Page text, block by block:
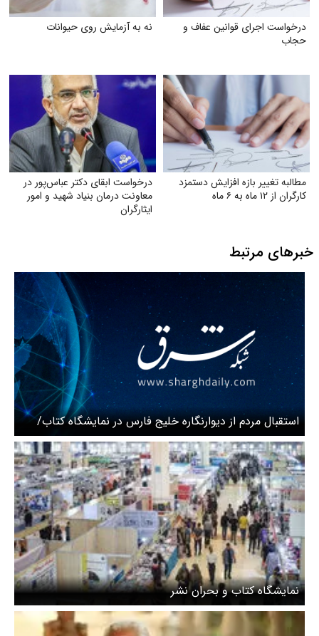
درخواست اجرای قوانین عفاف و
حجاب
نه به آزمایش روی حیوانات
مطالبه تغییر بازه افزایش دستمزد
کارگران از ۱۲ ماه به ۶ ماه
درخواست ابقای دکتر عباس‌پور در
معاونت درمان بنیاد شهید و امور
ایثارگران
خبرهای مرتبط
استقبال مردم از دیوارنگاره خلیج فارس در نمایشگاه کتاب/
ویدیو
نمایشگاه کتاب و بحران نشر